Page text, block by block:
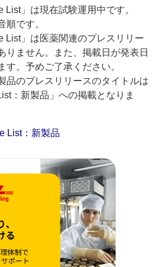
List」は現在試験運用中です。
順です。
List」は医薬関連のプレスリリー
りません。また、掲載日が発表日
す。予めご了承ください。
品のプレスリリースのタイトルは
：新製品」への掲載となりま
List：新製品